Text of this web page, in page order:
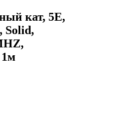
кат, 5E,
Solid,